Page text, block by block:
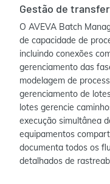
Gestão de
O AVEVA Batch
de capacidade de
incluindo conexões
gerenciamento das
modelagem de
gerenciamento de
lotes gerencie
execução simultânea
equipamentos
documenta todos os
detalhados de